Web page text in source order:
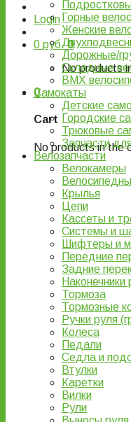
Login
0 руб. 0
No products
0
Cart
No products in the
Горные
Женские
Дорожные/
Складные
BMX
Самокаты
Детские
Городские
Трюковые
Запчасти
Велозапчасти
Велокамеры
Крылья
Цепи
Кассеты и
Системы и
Шифтеры и
Передние
Задние
Тормоза
Тормозные
Ручки руля
Колеса
Педали
Седла и
Втулки
Каретки
Вилки
Рули